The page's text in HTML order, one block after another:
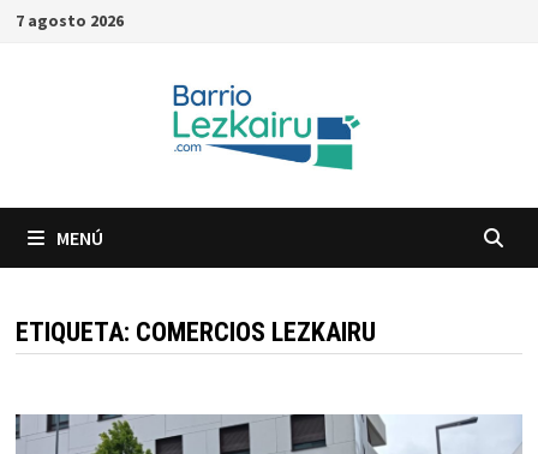
Saltar
7 agosto 2026
MENÚ
ETIQUETA: COMERCIOS LEZKAIRU